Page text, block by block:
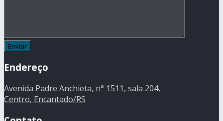
Endereço
Avenida Padre Anchieta, n° 1511, sala 204,
Centro, Encantado/RS